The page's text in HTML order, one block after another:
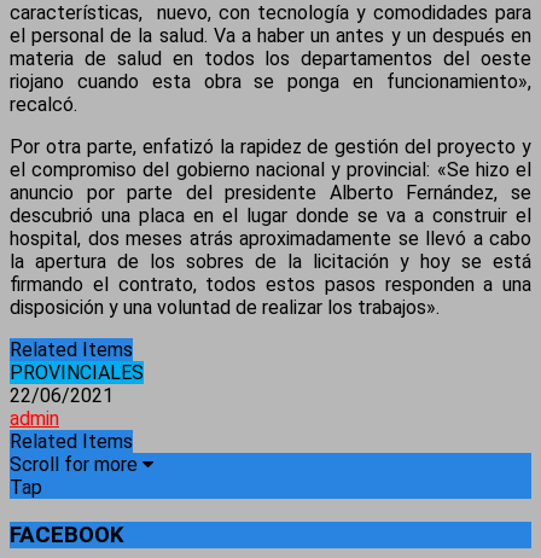
características, nuevo, con tecnología y comodidades para
el personal de la salud. Va a haber un antes y un después en
materia de salud en todos los departamentos del oeste
riojano cuando esta obra se ponga en funcionamiento»,
recalcó.
Por otra parte, enfatizó la rapidez de gestión del proyecto y
el compromiso del gobierno nacional y provincial: «Se hizo el
anuncio por parte del presidente Alberto Fernández, se
descubrió una placa en el lugar donde se va a construir el
hospital, dos meses atrás aproximadamente se llevó a cabo
la apertura de los sobres de la licitación y hoy se está
firmando el contrato, todos estos pasos responden a una
disposición y una voluntad de realizar los trabajos».
Related Items
PROVINCIALES
22/06/2021
admin
Related Items
Scroll for more
Tap
FACEBOOK